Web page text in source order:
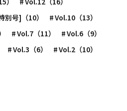
別号]（10）
Vol.10（13）
Vol.7（11）
Vol.6（9）
Vol.3（6）
Vol.2（10）